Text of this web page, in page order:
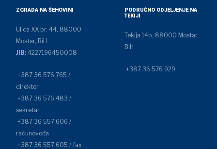
ZGRADA NA ŠEHOVINI
Ulica XX br. 44, 88000
Mostar, BiH
JIB:4227196450008
+387 36 576 765 /
direktor
+387 36 576 483 /
sekretar
+387 36 557 606 /
računovođa
+387 36 557 605 / fax
PODRUČNO ODJELJENJE NA
TEKIJI
Tekija 14b, 88000 Mostar,
BiH
+387 36 576 929